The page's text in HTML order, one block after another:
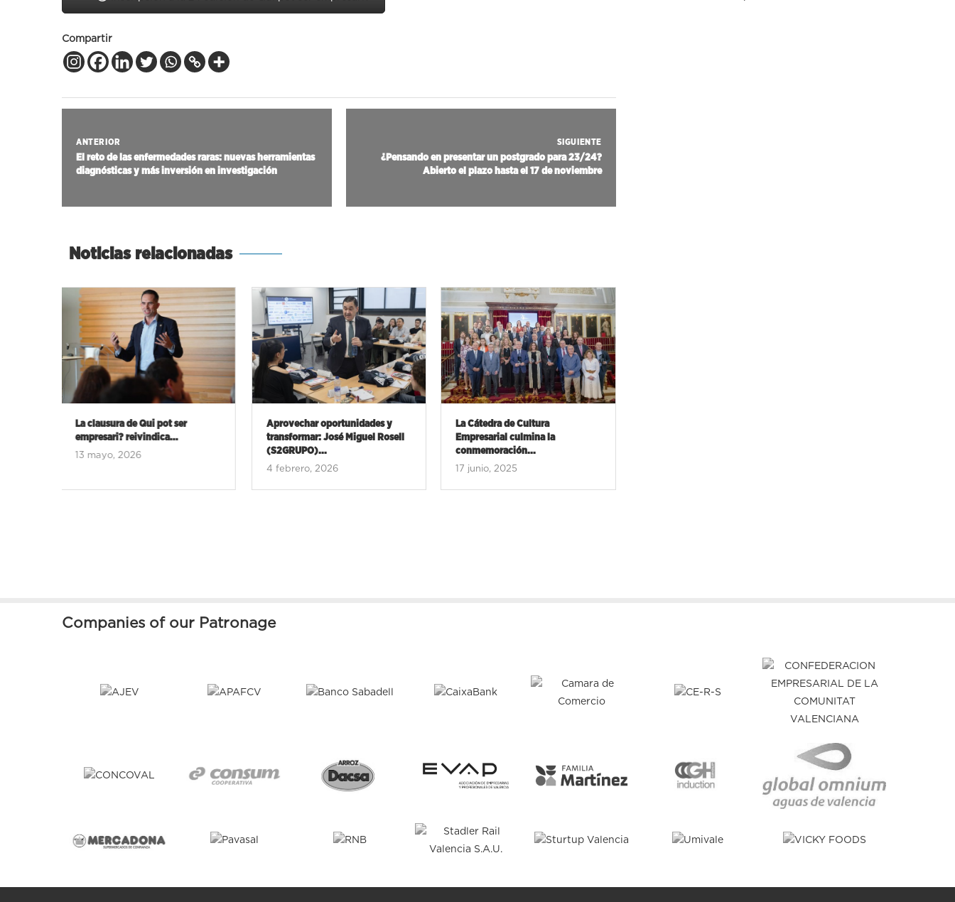
Compartir
ANTERIOR
El reto de las enfermedades raras: nuevas herramientas
diagnósticas y más inversión en investigación
SIGUIENTE
¿Pensando en presentar un postgrado para 23/24?
Abierto el plazo hasta el 17 de noviembre
Noticias relacionadas
Aprovechar oportunidades y
transformar: José Miguel Rosell
(S2GRUPO)...
La Cátedra de Cultura
Empresarial culmina la
conmemoración...
17 junio, 2025
La Cátedra de Cultura
Empresarial celebra sus ’25...
12 mayo, 2025
Companies of our Patronage